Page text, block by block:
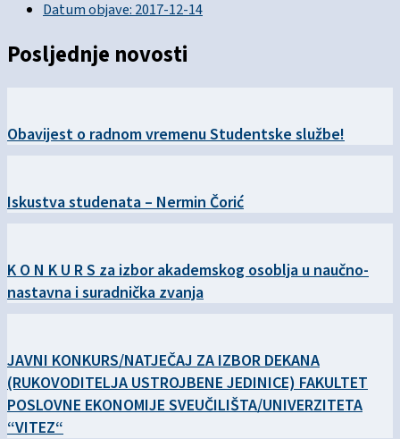
Datum objave:2017-12-14
Posljednje novosti
Obavijest o radnom vremenu Studentske službe!
Iskustva studenata – Nermin Čorić
K O N K U R S za izbor akademskog osoblja u naučno-
nastavna i suradnička zvanja
JAVNI KONKURS/NATJEČAJ ZA IZBOR DEKANA
(RUKOVODITELJA USTROJBENE JEDINICE) FAKULTET
POSLOVNE EKONOMIJE SVEUČILIŠTA/UNIVERZITETA
“VITEZ“